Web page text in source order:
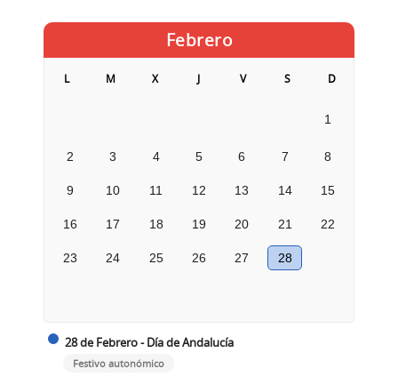
Febrero
L M X J V S D
1
2 3 4 5 6 7 8
9 10 11 12 13 14 15
16 17 18 19 20 21 22
23 24 25 26 27 28
28 de Febrero - Día de Andalucía
Festivo autonómico